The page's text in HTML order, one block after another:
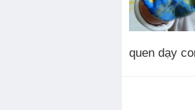
quen dạy